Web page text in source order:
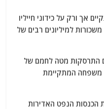
אך ורק על כידוני חייליו
למיליונים רבים של
התרסקות מטה לחמם של
משפחה המתקיימת
הכנסות הנפט האדירות